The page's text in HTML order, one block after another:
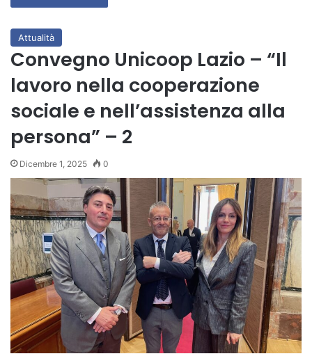
Attualità
Convegno Unicoop Lazio – “Il
lavoro nella cooperazione
sociale e nell’assistenza alla
persona” – 2
Dicembre 1, 2025 0